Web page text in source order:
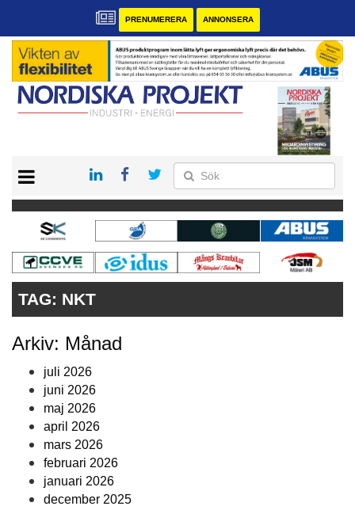
PRENUMERERA ANNONSERA
KONTAKT
VÅRA ANDRA MAGASIN
PRENUMERERA
ANNONSERA
TAG: NKT
Arkiv: Månad
juli 2026
juni 2026
maj 2026
april 2026
mars 2026
februari 2026
januari 2026
december 2025